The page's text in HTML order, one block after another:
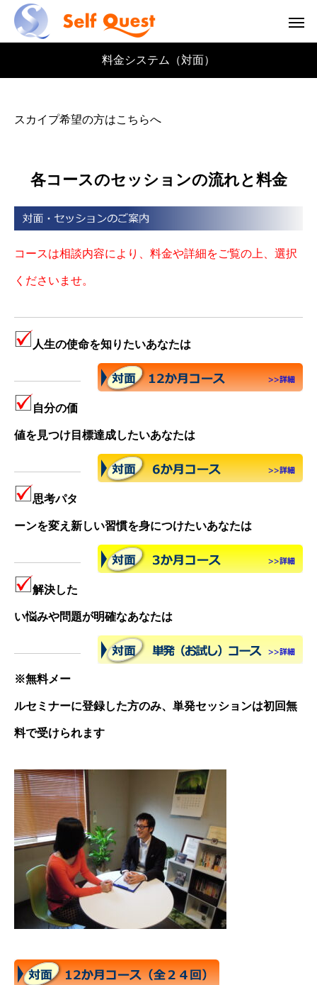
料金システム（対面）
スカイプ希望の方はこちらへ
各コースのセッションの流れと料金
コースは相談内容により、料金や詳細をご覧の上、選択
くださいませ。
人生の使命を知りたいあなたは
自分の価
値を見つけ目標達成したいあなたは
思考パタ
ーンを変え新しい習慣を身につけたいあなたは
解決した
い悩みや問題が明確なあなたは
※無料メー
ルセミナーに登録した方のみ、単発セッションは初回無
料で受けられます